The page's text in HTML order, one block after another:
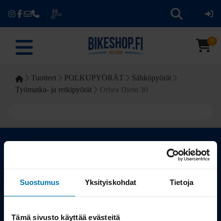
Suostumus Yksityiskohdat Tietoja
Tämä sivusto käyttää evästeitä
0
Tuotteet POLKUPYÖRÄT
Sähköpyörät
Työmatka- ja retkipyörät
Orbea Diem 30
Kauppa